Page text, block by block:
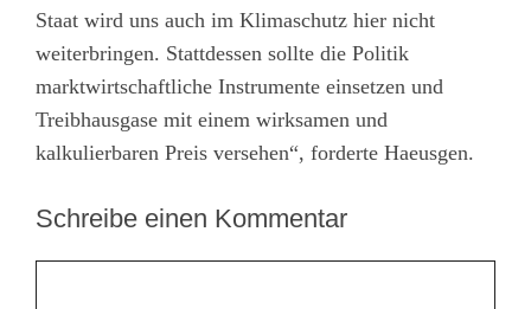
Staat wird uns auch im Klimaschutz hier nicht
weiterbringen. Stattdessen sollte die Politik
marktwirtschaftliche Instrumente einsetzen und
Treibhausgase mit einem wirksamen und
kalkulierbaren Preis versehen“, forderte Haeusgen.
Schreibe einen Kommentar